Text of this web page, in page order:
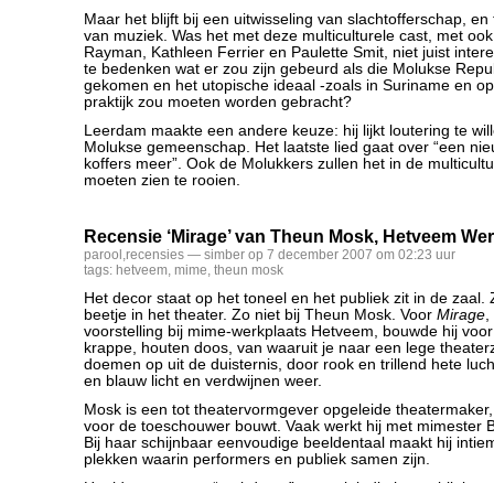
Maar het blijft bij een uitwisseling van slachtofferschap,
van muziek. Was het met deze multiculturele cast, met
Rayman, Kathleen Ferrier en Paulette Smit, niet juist
te bedenken wat er zou zijn gebeurd als die Molukse
gekomen en het utopische ideaal -zoals in Suriname en
praktijk zou moeten worden gebracht?
Leerdam maakte een andere keuze: hij lijkt loutering te
Molukse gemeenschap. Het laatste lied gaat over “een
koffers meer”. Ook de Molukkers zullen het in de
moeten zien te rooien.
Recensie ‘Mirage’ van Theun Mosk, Hetveem
parool ,recensies — simber op 7 december 2007 om 02:23 uur
tags: hetveem, mime, theun mosk
Het decor staat op het toneel en het publiek zit in de zaal.
beetje in het theater. Zo niet bij Theun Mosk. Voor Mirage,
voorstelling bij mime-werkplaats Hetveem, bouwde hij
krappe, houten doos, van waaruit je naar een lege
doemen op uit de duisternis, door rook en trillend hete
en blauw licht en verdwijnen weer.
Mosk is een tot theatervormgever opgeleide
voor de toeschouwer bouwt. Vaak werkt hij met mimester
Bij haar schijnbaar eenvoudige beeldentaal maakt hij
plekken waarin performers en publiek samen zijn.